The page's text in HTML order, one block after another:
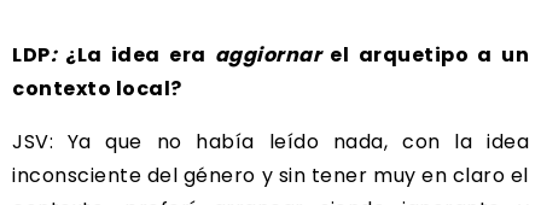
LDP: ¿La idea era aggiornarel arquetipo a un
contexto local?
JSV: Ya que no había leído nada, con la idea
inconsciente del género y sin tener muy en claro el